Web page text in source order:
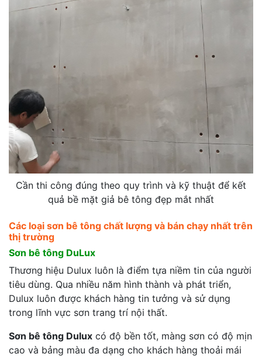
Cần thi công đúng theo quy trình và kỹ thuật để kết
quả bề mặt giả bê tông đẹp mắt nhất
Các loại sơn bê tông chất lượng và bán chạy nhất trên
thị trường
Sơn bê tông DuLux
Thương hiệu Dulux luôn là điểm tựa niềm tin của người
tiêu dùng. Qua nhiều năm hình thành và phát triển,
Dulux luôn được khách hàng tin tưởng và sử dụng
trong lĩnh vực sơn trang trí nội thất.
Sơn bê tông Dulux có độ bền tốt, màng sơn có độ mịn
cao và bảng màu đa dạng cho khách hàng thoải mái